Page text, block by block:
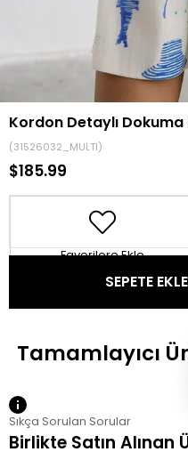
Kordon Detaylı
(31526032_MULTI)
$185.99
Favorilere Ekle
Sıkça Sorulan Sorular
Birlikte Satın Alınan